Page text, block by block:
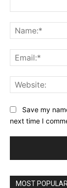
Save my
next time I
MOST POPULAR